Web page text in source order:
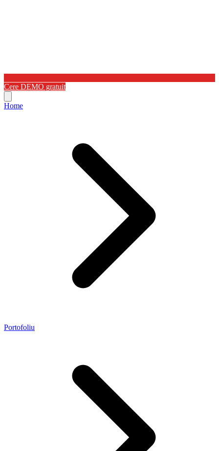
Cere DEMO gratuit
Home
Portofoliu